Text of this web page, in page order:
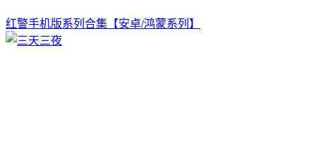
红警手机版系列合集【安卓/鸿蒙系列】